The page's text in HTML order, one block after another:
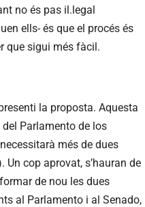
no és pas il.legal
ells- és que el procés és
que sigui més fàcil.
la proposta. Aquesta
Parlamento de los
més de dues
cop aprovat, s’hauran de
de nou les dues
al Parlamento i al Senado,